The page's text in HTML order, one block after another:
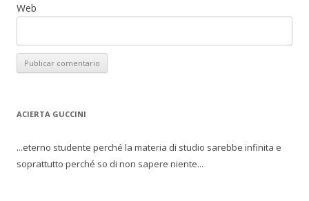
Web
ACIERTA GUCCINI
...eterno studente perché la materia di studio sarebbe infinita e
soprattutto perché so di non sapere niente...